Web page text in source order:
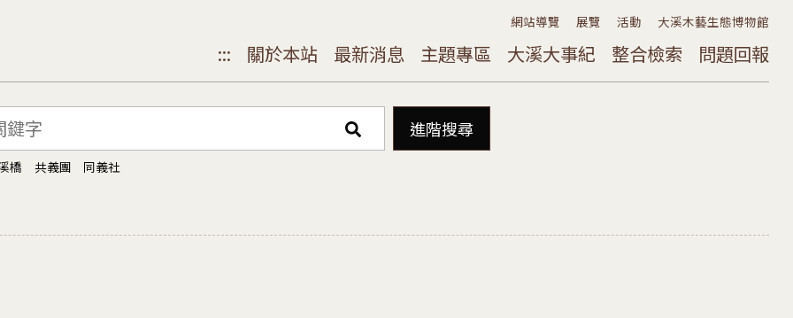
網站導覽 展覽 活動 大溪木藝生態博物館
::: 關於本站 最新消息 主題專區 大溪大事紀 整合檢索 問題回報
進階搜尋
橋 共義團 同義社